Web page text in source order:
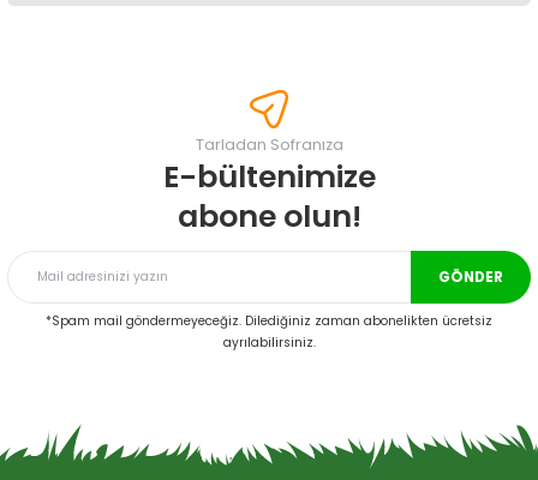
Görüş ve önerileriniz için teşekkür ederiz.
Ürün resmi kalitesiz, bozuk veya görüntülenemiyor.
Ürün bilgilerinde hatalar bulunuyor.
Bu ürüne benzer farklı alternatifler olmalı.
Gönder
Tarladan Sofranıza
E-bültenimize
abone olun!
GÖNDER
*Spam mail göndermeyeceğiz. Dilediğiniz zaman abonelikten ücretsiz
ayrılabilirsiniz.